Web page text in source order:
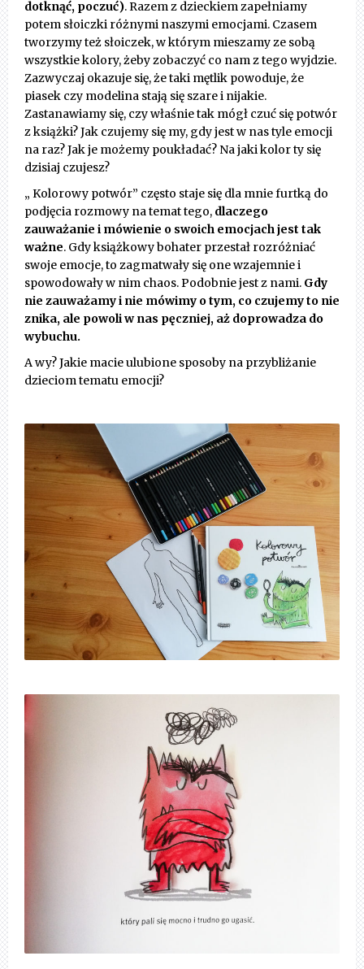
dotknąć, poczuć). Razem z dzieckiem zapełniamy
potem słoiczki różnymi naszymi emocjami. Czasem
tworzymy też słoiczek, w którym mieszamy ze sobą
wszystkie kolory, żeby zobaczyć co nam z tego wyjdzie.
Zazwyczaj okazuje się, że taki mętlik powoduje, że
piasek czy modelina stają się szare i nijakie.
Zastanawiamy się, czy właśnie tak mógł czuć się potwór
z książki? Jak czujemy się my, gdy jest w nas tyle emocji
na raz? Jak je możemy poukładać? Na jaki kolor ty się
dzisiaj czujesz?
„ Kolorowy potwór” często staje się dla mnie furtką do
podjęcia rozmowy na temat tego, dlaczego
zauważanie i mówienie o swoich emocjach jest tak
ważne. Gdy książkowy bohater przestał rozróżniać
swoje emocje, to zagmatwały się one wzajemnie i
spowodowały w nim chaos. Podobnie jest z nami. Gdy
nie zauważamy i nie mówimy o tym, co czujemy to nie
znika, ale powoli w nas pęczniej, aż doprowadza do
wybuchu.
A wy? Jakie macie ulubione sposoby na przybliżanie
dzieciom tematu emocji?